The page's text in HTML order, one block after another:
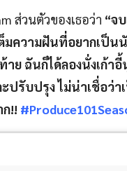
ส่วนตัวของเธอว่า “จ
มความฝันที่อยากเป็น
ย ฉันก็ได้ลองนั่งเก้า
ปรับปรุง ไม่น่าเชื่อว่า
!!